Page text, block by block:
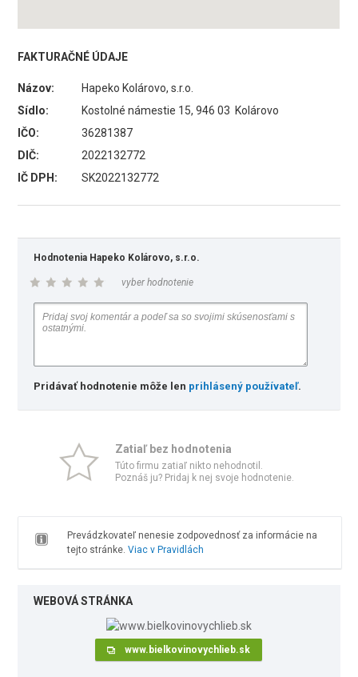
FAKTURAČNÉ ÚDAJE
Názov:
Hapeko Kolárovo, s.r.o.
Sídlo:
Kostolné námestie 15, 946 03 Kolárovo
IČO:
36281387
DIČ:
2022132772
IČ DPH:
SK2022132772
Hodnotenia Hapeko Kolárovo, s.r.o.
vyber hodnotenie
Pridávať hodnotenie môže len prihlásený používateľ.
Zatiaľ bez hodnotenia
Túto firmu zatiaľ nikto nehodnotil.
Poznáš ju? Pridaj k nej svoje hodnotenie.
Prevádzkovateľ nenesie zodpovednosť za informácie na
tejto stránke. Viac v Pravidlách
WEBOVÁ STRÁNKA
www.bielkovinovychlieb.sk